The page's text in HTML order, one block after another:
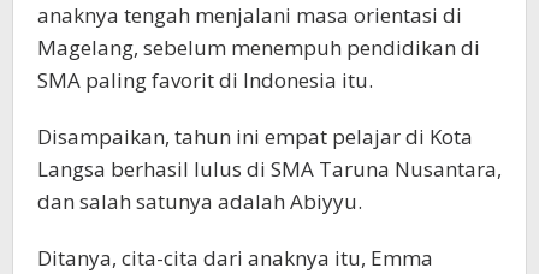
anaknya tengah menjalani masa orientasi di
Magelang, sebelum menempuh pendidikan di
SMA paling favorit di Indonesia itu.
Disampaikan, tahun ini empat pelajar di Kota
Langsa berhasil lulus di SMA Taruna Nusantara,
dan salah satunya adalah Abiyyu.
Ditanya, cita-cita dari anaknya itu, Emma